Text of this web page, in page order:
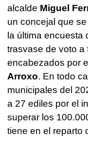
alcalde Miguel
un concejal que
la última encuesta
trasvase de voto a
encabezados por
Arroxo. En todo
municipales del
a 27 ediles por el
superar los
tiene en el reparto